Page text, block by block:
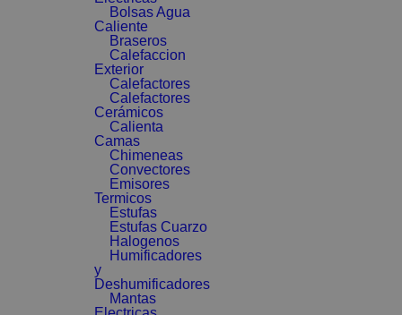
Bolsas Agua
Caliente
Braseros
Calefaccion
Exterior
Calefactores
Calefactores
Cerámicos
Calienta
Camas
Chimeneas
Convectores
Emisores
Termicos
Estufas
Estufas Cuarzo
Halogenos
Humificadores
y
Deshumificadores
Mantas